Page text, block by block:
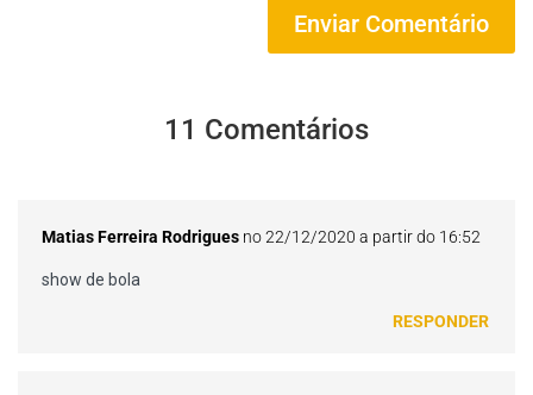
11 Comentários
Matias Ferreira Rodrigues no 22/12/2020 a partir do 16:52
show de bola
RESPONDER